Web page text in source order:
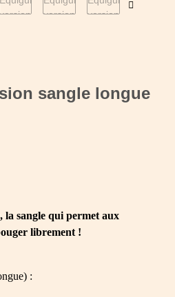
sangle longue
sangle qui permet aux
librement !
: